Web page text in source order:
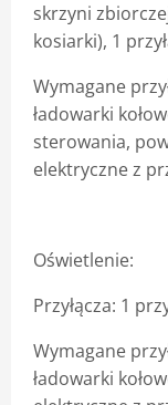
skrzyni
kosiarki), 1
Wymagane
ładowarki
sterowania,
elektryczne z
Oświetlenie:
Przyłącza: 1
Wymagane
ładowarki